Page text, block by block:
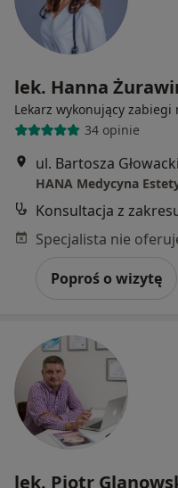
lek. Hanna
Lekarz wykonujący zabiegi
34 opinie
ul. Bartosza
HANA Medycyna
Konsultacja z
Poproś o wizytę
lek. Piotr